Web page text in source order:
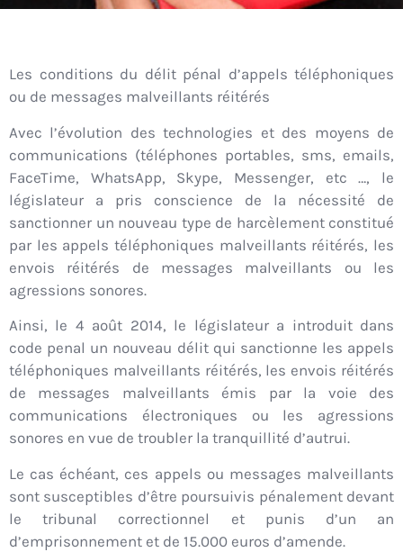
Les conditions du délit pénal d’appels téléphoniques
ou de messages malveillants réitérés
Avec l’évolution des technologies et des moyens de
communications (téléphones portables, sms, emails,
FaceTime, WhatsApp, Skype, Messenger, etc …, le
législateur a pris conscience de la nécessité de
sanctionner un nouveau type de harcèlement constitué
par les appels téléphoniques malveillants réitérés, les
envois réitérés de messages malveillants ou les
agressions sonores.
Ainsi, le 4 août 2014, le législateur a introduit dans
code penal un nouveau délit qui sanctionne les appels
téléphoniques malveillants réitérés, les envois réitérés
de messages malveillants émis par la voie des
communications électroniques ou les agressions
sonores en vue de troubler la tranquillité d’autrui.
Le cas échéant, ces appels ou messages malveillants
sont susceptibles d’être poursuivis pénalement devant
le tribunal correctionnel et punis d’un an
d’emprisonnement et de 15.000 euros d’amende.